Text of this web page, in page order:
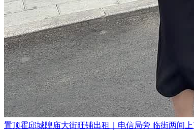
置顶霍邱城隍庙大街旺铺出租｜电信局旁 临街两间